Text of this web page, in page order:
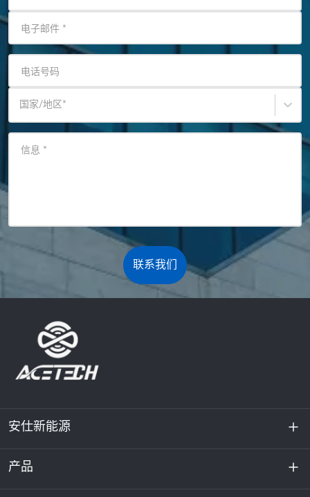
电子邮件 *
电话号码
国家/地区 *
信息 *
联系我们
安仕新能源
关于我们
产品